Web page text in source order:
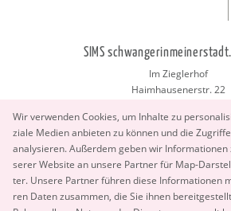
Wir ver­wen­den Coo­kies, um In­hal­te zu
zia­le Me­di­en an­bie­ten zu kön­nen und die
ana­ly­sie­ren. Au­ßer­dem geben wir
se­rer Web­site an un­se­re Part­ner für Map-
ter. Un­se­re Part­ner füh­ren diese In­for­ma­tio­nen
ren Daten zu­sam­men, die Sie ihnen
SIMS
Im Zieglerhof
Haimhausenerstr. 22